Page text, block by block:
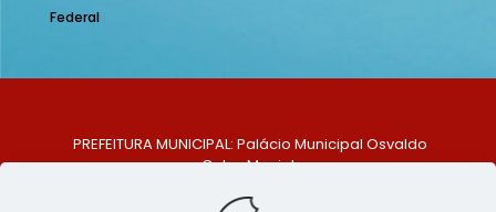
Federal
PREFEITURA MUNICIPAL: Palácio Municipal Osvaldo
Celso Maciel
Centro, São Bento do Una - PE. CEP: 553370-128